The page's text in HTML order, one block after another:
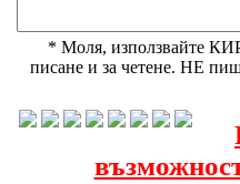
* Моля, използвайте
писане и за четене. НЕ